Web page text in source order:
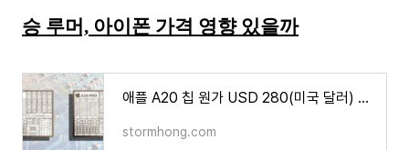
승 루머, 아이폰 가격 영향 있을까
애플 A20 칩 원가 USD 280(미국 달러) 상승 루머, 아이폰 가격 영향 있을까
stormhong.com